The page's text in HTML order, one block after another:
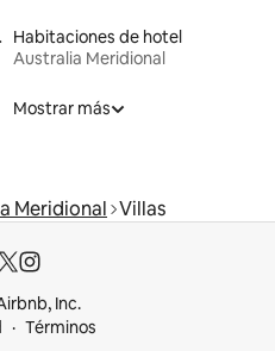
Habitaciones de hotel
Australia Meridional
Mostrar más
Meridional Villas
Inc.
Términos